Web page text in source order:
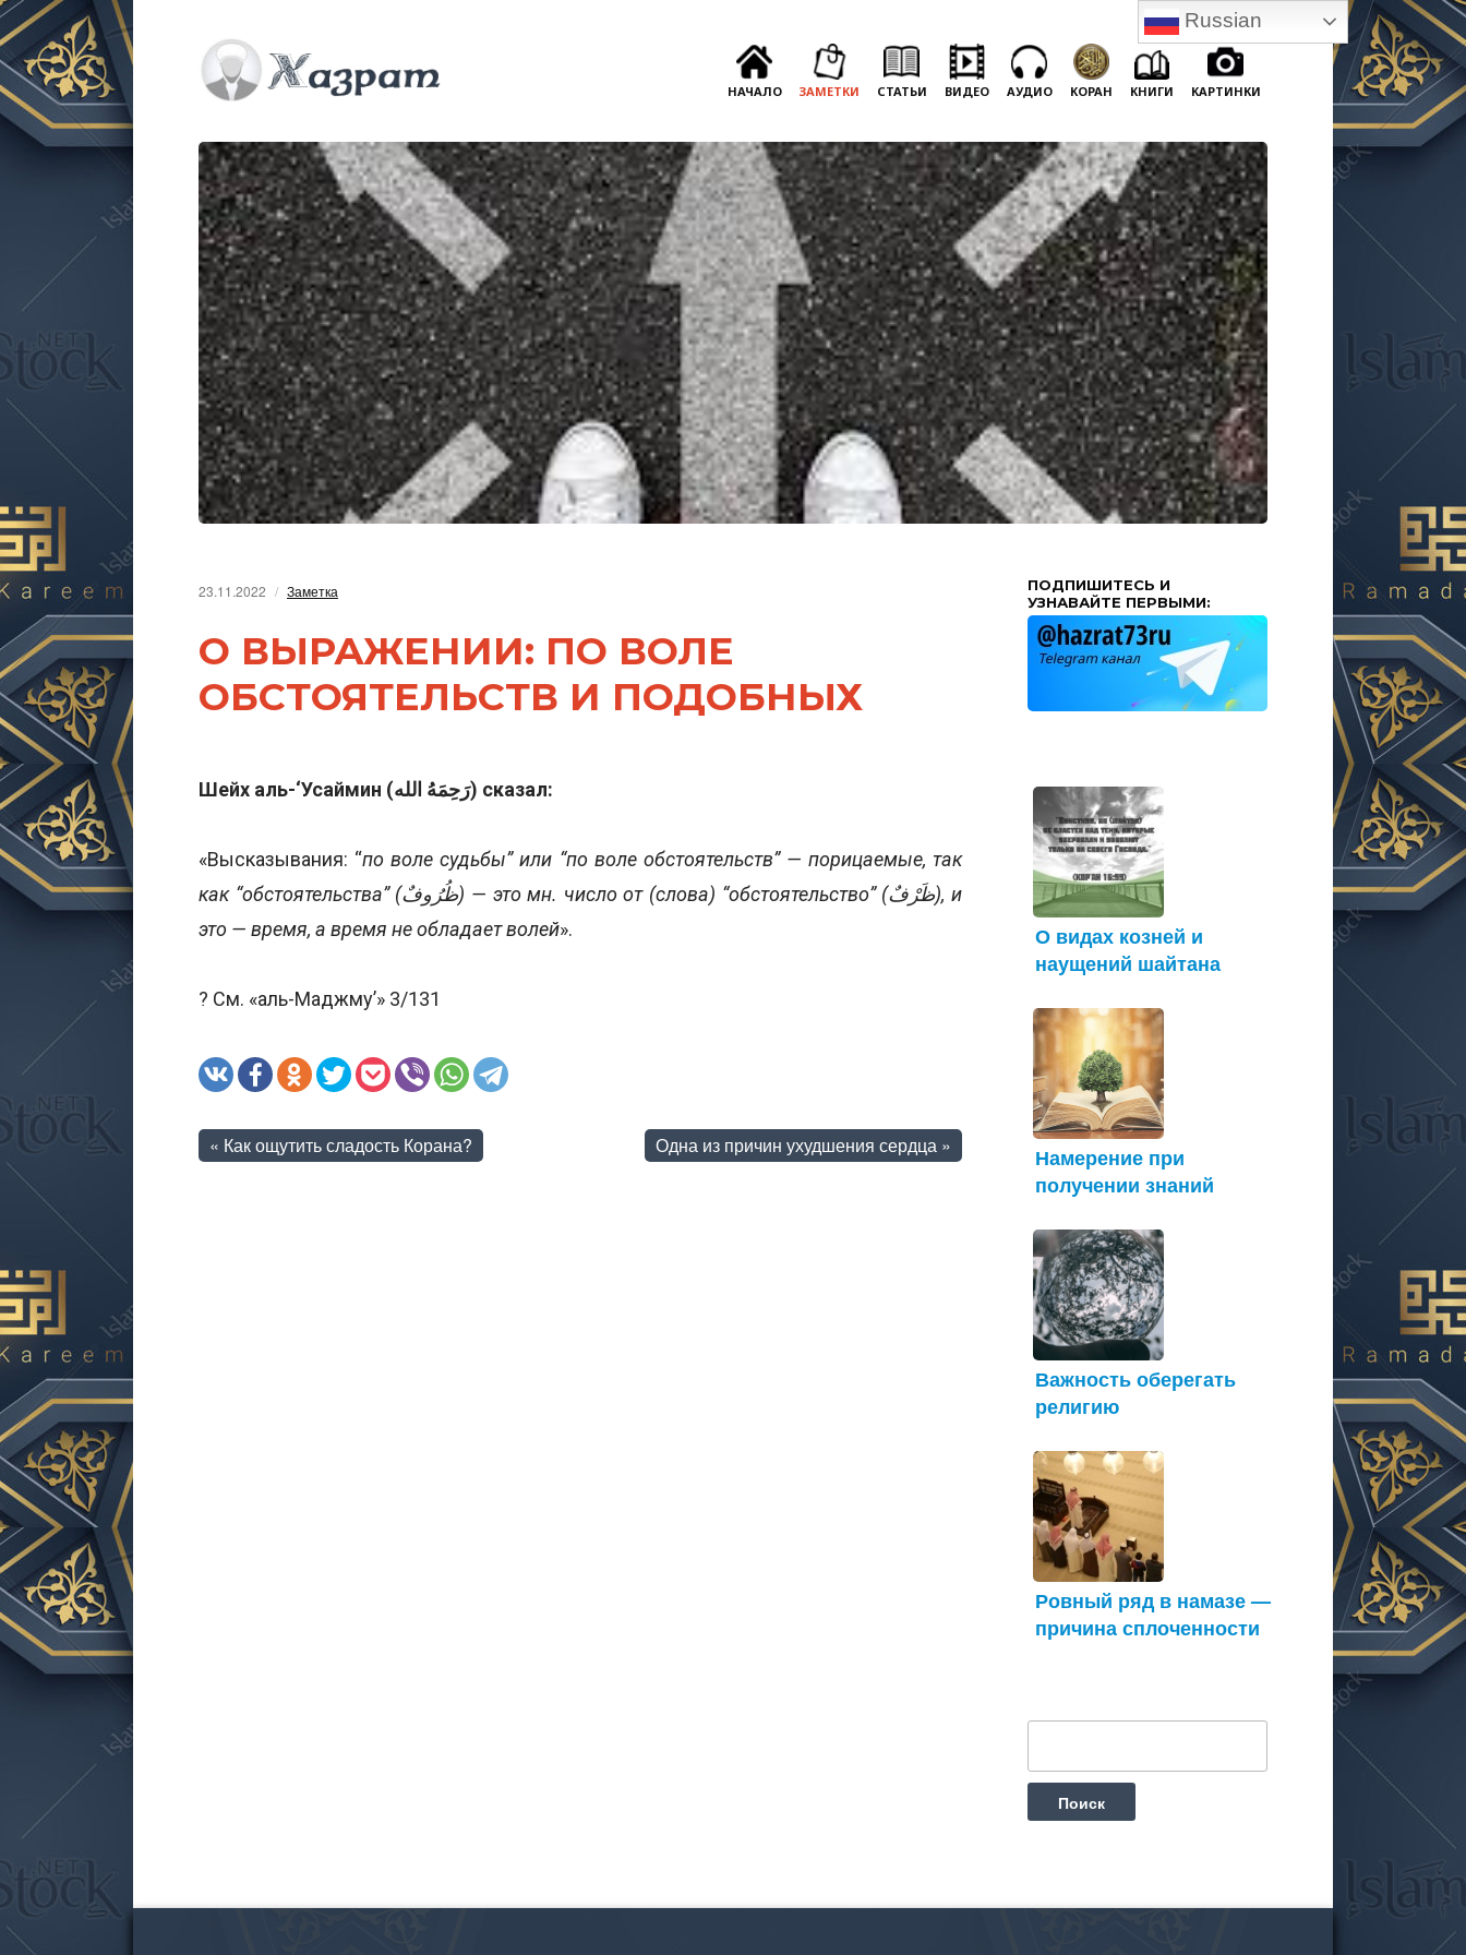
НАЧАЛО ЗАМЕТКИ СТАТЬИ ВИДЕО АУДИО КОРАН КНИГИ КАРТИНКИ
23.11.2022 Заметка
О ВЫРАЖЕНИИ: ПО ВОЛЕ
ОБСТОЯТЕЛЬСТВ И ПОДОБНЫХ
Шейх аль-‘Усаймин (رَحِمَهُ الله) сказал:
«Высказывания: “по воле судьбы” или “по воле обстоятельств” — порицаемые, так
как “обстоятельства” (ظُرُوفٌ) — это мн. число от (слова) “обстоятельство” (ظَرْفٌ), и
это — время, а время не обладает волей».
? См. «аль-Маджму’» 3/131
Одна из причин ухудшения сердца »
« Как ощутить сладость Корана?
ПОДПИШИТЕСЬ И
УЗНАВАЙТЕ ПЕРВЫМИ:
О видах козней и
наущений шайтана
Намерение при
получении знаний
Важность оберегать
религию
Ровный ряд в намазе —
причина сплоченности
Russian